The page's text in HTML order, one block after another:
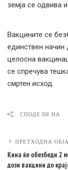
земја се одвива
Вакцините се
единствен
целосна
се спречува
смртен исход.
СПОДЕЛИ НА
ПРЕТХОДНА
Кина ќе обезбеди 2
дози вакцини до